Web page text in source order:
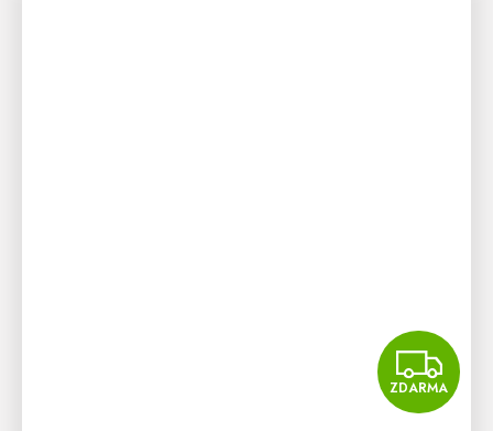
ZDARMA